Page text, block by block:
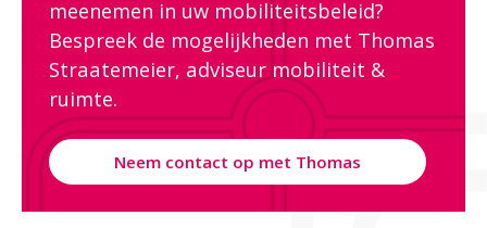
meenemen in uw mobiliteitsbeleid?
Bespreek de mogelijkheden met Thomas
Straatemeier, adviseur mobiliteit &
ruimte.
Neem contact op met Thomas